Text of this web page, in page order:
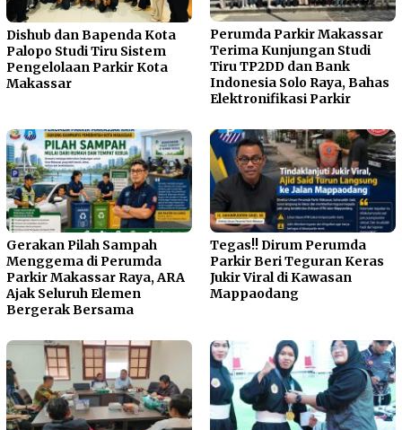
Dishub dan Bapenda Kota
Palopo Studi Tiru Sistem
Pengelolaan Parkir Kota
Makassar
Perumda Parkir Makassar
Terima Kunjungan Studi
Tiru TP2DD dan Bank
Indonesia Solo Raya, Bahas
Elektronifikasi Parkir
Gerakan Pilah Sampah
Menggema di Perumda
Parkir Makassar Raya, ARA
Ajak Seluruh Elemen
Bergerak Bersama
Tegas!! Dirum Perumda
Parkir Beri Teguran Keras
Jukir Viral di Kawasan
Mappaodang